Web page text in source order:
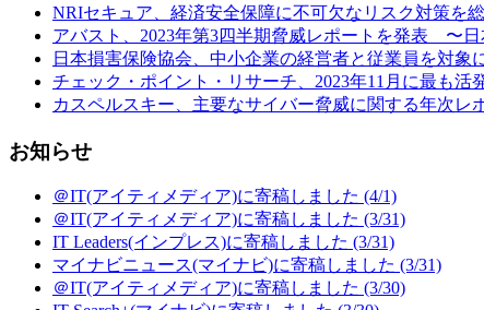
NRIセキュア、経済安全保障に不可欠なリスク対策を
アバスト、2023年第3四半期脅威レポートを発表 〜
日本損害保険協会、中小企業の経営者と従業員を対
チェック・ポイント・リサーチ、2023年11月に最も
カスペルスキー、主要なサイバー脅威に関する年次
お知らせ
＠IT(アイティメディア)に寄稿しました (4/1)
＠IT(アイティメディア)に寄稿しました (3/31)
IT Leaders(インプレス)に寄稿しました (3/31)
マイナビニュース(マイナビ)に寄稿しました (3/31)
＠IT(アイティメディア)に寄稿しました (3/30)